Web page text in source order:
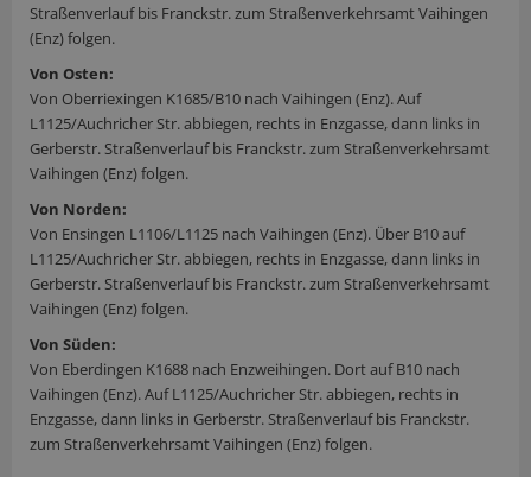
Straßenverlauf bis Franckstr. zum Straßenverkehrsamt Vaihingen
(Enz) folgen.
Von Osten:
Von Oberriexingen K1685/B10 nach Vaihingen (Enz). Auf
L1125/Auchricher Str. abbiegen, rechts in Enzgasse, dann links in
Gerberstr. Straßenverlauf bis Franckstr. zum Straßenverkehrsamt
Vaihingen (Enz) folgen.
Von Norden:
Von Ensingen L1106/L1125 nach Vaihingen (Enz). Über B10 auf
L1125/Auchricher Str. abbiegen, rechts in Enzgasse, dann links in
Gerberstr. Straßenverlauf bis Franckstr. zum Straßenverkehrsamt
Vaihingen (Enz) folgen.
Von Süden:
Von Eberdingen K1688 nach Enzweihingen. Dort auf B10 nach
Vaihingen (Enz). Auf L1125/Auchricher Str. abbiegen, rechts in
Enzgasse, dann links in Gerberstr. Straßenverlauf bis Franckstr.
zum Straßenverkehrsamt Vaihingen (Enz) folgen.